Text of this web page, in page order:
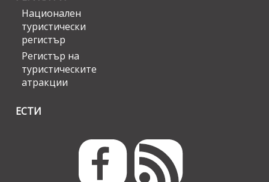
Национален
туристически
регистър
Регистър на
туристическите
атракции
ЕСТИ